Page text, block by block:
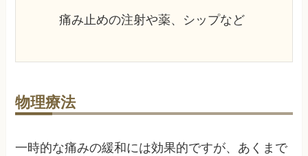
痛み止めの注射や薬、シップなど
物理療法
一時的な痛みの緩和には効果的ですが、あくまで